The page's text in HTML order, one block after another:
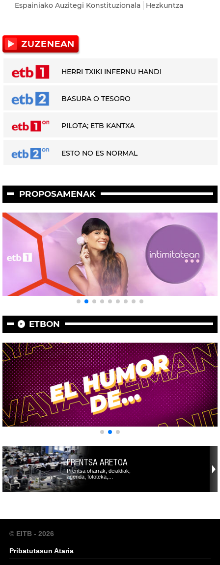
Espainiako Auzitegi Konstituzionala
Hezkuntza
HERRI TXIKI INFERNU HANDI
BASURA O TESORO
PILOTA; ETB KANTXA
ESTO NO ES NORMAL
PROPOSAMENAK
ETBON
PRENTSA ARETOA
Prentsa oharrak, deialdiak,
agenda, fototeka,…
© EITB - 2026
Pribatutasun Ataria